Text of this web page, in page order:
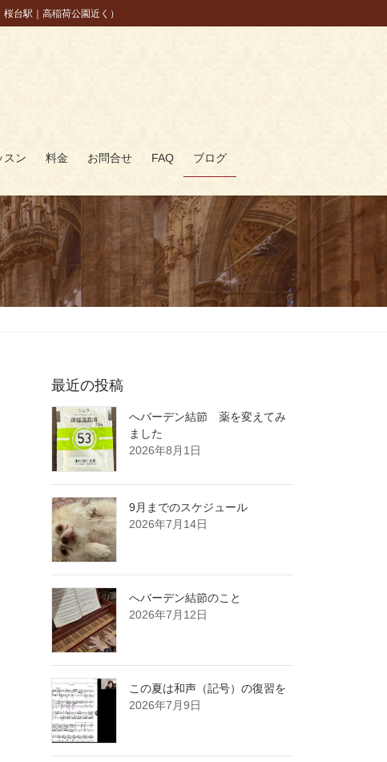
台駅｜高稲荷公園近く）
スン 料金 お問合せ FAQ ブログ
最近の投稿
へバーデン結節 薬を変えてみ
ました
2026年8月1日
9月までのスケジュール
2026年7月14日
へバーデン結節のこと
2026年7月12日
この夏は和声（記号）の復習を
2026年7月9日